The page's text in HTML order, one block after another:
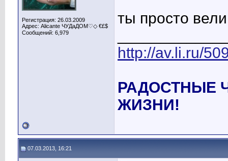
Регистрация: 26.03.2009
Адрес: Alicante ЧУДаДОМ♡◇ €£$
Сообщений: 6,979
ты просто
http://av.li.ru/
РАДОСТНЫЕ
ЖИЗНИ!
07.03.2013, 16:21